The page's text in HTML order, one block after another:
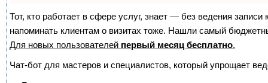
Тот, кто работает в сфере услуг, знает — без ведения
напоминать клиентам о визитах тоже. Нашли самый
Для новых пользователей первый месяц бесплатно.
Чат-бот для мастеров и специалистов, который упрощает